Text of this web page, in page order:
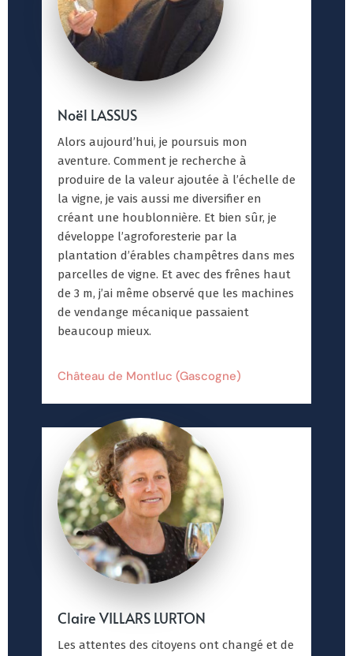
Noël LASSUS
Alors aujourd’hui, je poursuis mon
aventure. Comment je recherche à
produire de la valeur ajoutée à l’échelle de
la vigne, je vais aussi me diversifier en
créant une houblonnière. Et bien sûr, je
développe l’agroforesterie par la
plantation d’érables champêtres dans mes
parcelles de vigne. Et avec des frênes haut
de 3 m, j’ai même observé que les machines
de vendange mécanique passaient
beaucoup mieux.
Château de Montluc (Gascogne)
Claire VILLARS LURTON
Les attentes des citoyens ont changé et de